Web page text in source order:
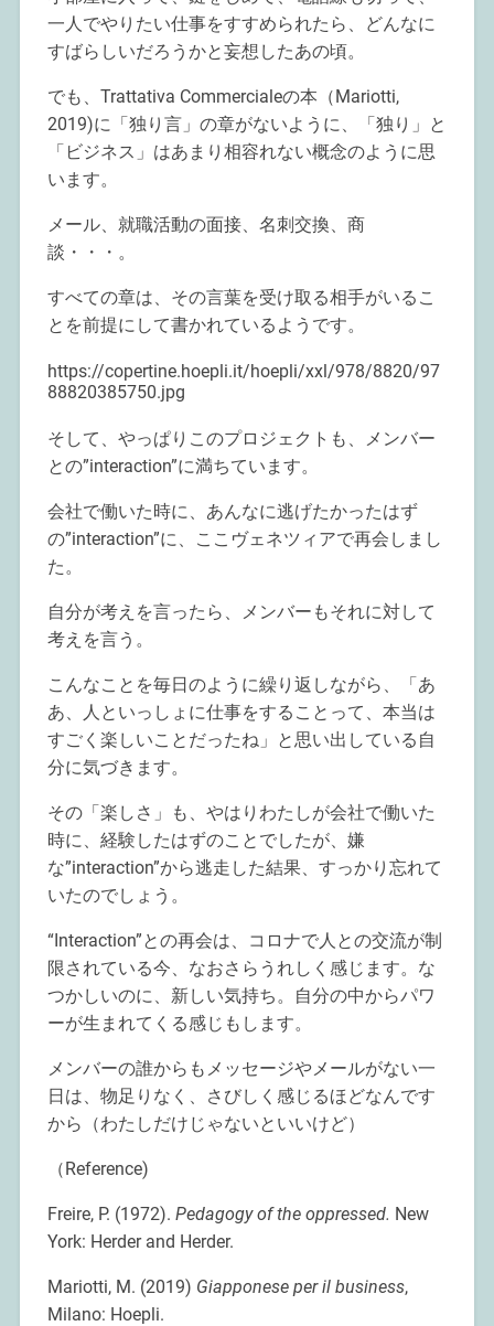
一人でやりたい仕事をすすめられたら、どんなに
すばらしいだろうかと妄想したあの頃。
でも、Trattativa Commercialeの本（Mariotti,
2019)に「独り言」の章がないように、「独り」と
「ビジネス」はあまり相容れない概念のように思
います。
メール、就職活動の面接、名刺交換、商
談・・・。
すべての章は、その言葉を受け取る相手がいるこ
とを前提にして書かれているようです。
https://copertine.hoepli.it/hoepli/xxl/978/8820/97
88820385750.jpg
そして、やっぱりこのプロジェクトも、メンバー
との”interaction”に満ちています。
会社で働いた時に、あんなに逃げたかったはず
の”interaction”に、ここヴェネツィアで再会しまし
た。
自分が考えを言ったら、メンバーもそれに対して
考えを言う。
こんなことを毎日のように繰り返しながら、「あ
あ、人といっしょに仕事をすることって、本当は
すごく楽しいことだったね」と思い出している自
分に気づきます。
その「楽しさ」も、やはりわたしが会社で働いた
時に、経験したはずのことでしたが、嫌
な”interaction”から逃走した結果、すっかり忘れて
いたのでしょう。
“Interaction”との再会は、コロナで人との交流が制
限されている今、なおさらうれしく感じます。な
つかしいのに、新しい気持ち。自分の中からパワ
ーが生まれてくる感じもします。
メンバーの誰からもメッセージやメールがない一
日は、物足りなく、さびしく感じるほどなんです
から（わたしだけじゃないといいけど）
（Reference)
Freire, P. (1972). Pedagogy of the oppressed. New
York: Herder and Herder.
Mariotti, M. (2019) Giapponese per il business,
Milano: Hoepli.